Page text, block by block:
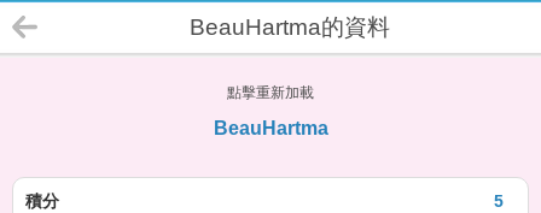
BeauHartma的資料
點擊重新加載
BeauHartma
5
積分